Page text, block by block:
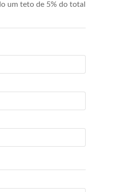
um teto de 5% do total